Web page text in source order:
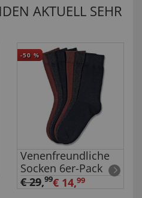
AKTUELL SEHR
-50 %
Venenfreundliche
Socken 6er-Pack
€ 29,99€ 14,99